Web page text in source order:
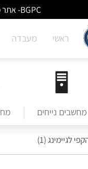
BGPC- אתר מכירות זה אינו פעיל/מעודכן - לא ניתן לבצע הזמנות באתר. למעבר לשירותי מעבדה לחצו על הבאנר הראשי בעמוד הבית.
ראשי מעבדה
מחשבים נייחים
לגיימינג (1)